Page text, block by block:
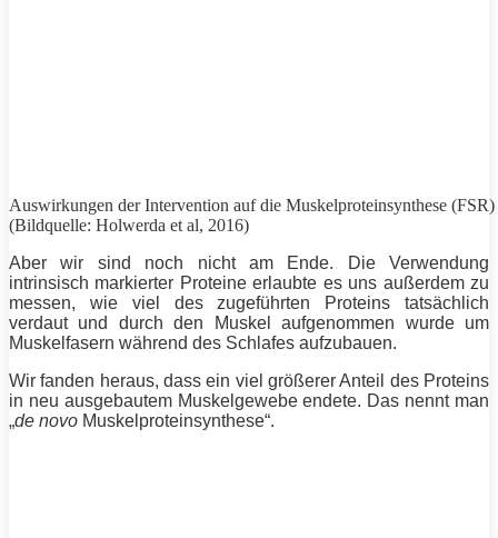
Auswirkungen der Intervention auf die Muskelproteinsynthese (FSR)
(Bildquelle: Holwerda et al, 2016)
Aber wir sind noch nicht am Ende. Die Verwendung
intrinsisch markierter Proteine erlaubte es uns außerdem zu
messen, wie viel des zugeführten Proteins tatsächlich
verdaut und durch den Muskel aufgenommen wurde um
Muskelfasern während des Schlafes aufzubauen.
Wir fanden heraus, dass ein viel größerer Anteil des Proteins
in neu ausgebautem Muskelgewebe endete. Das nennt man
„de novo Muskelproteinsynthese“.